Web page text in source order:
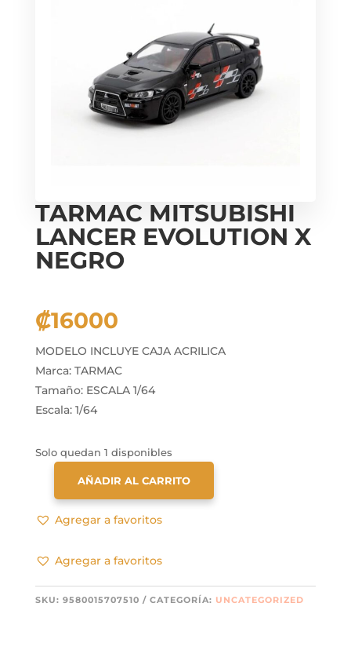
TARMAC MITSUBISHI
LANCER EVOLUTION X
NEGRO
₡16000
MODELO INCLUYE CAJA ACRILICA
Marca: TARMAC
Tamaño: ESCALA 1/64
Escala: 1/64
Solo quedan 1 disponibles
MITSUBISHI
LANCER
X
CANTIDAD
AÑADIR AL CARRITO
Agregar a favoritos
Agregar a favoritos
SKU: 9580015707510 CATEGORÍA: UNCATEGORIZED